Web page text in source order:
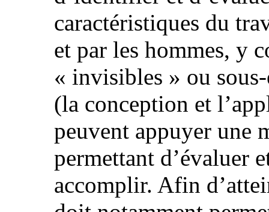
caractéristiques du
et par les hommes, y
« invisibles » ou
(la conception et
peuvent appuyer une
permettant d’évaluer
accomplir. Afin